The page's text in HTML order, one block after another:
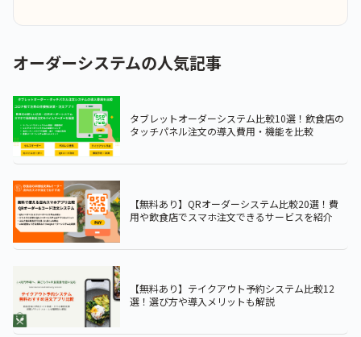
オーダーシステムの人気記事
タブレットオーダーシステム比較10選！飲食店の
タッチパネル注文の導入費用・機能を比較
【無料あり】QRオーダーシステム比較20選！費
用や飲食店でスマホ注文できるサービスを紹介
【無料あり】テイクアウト予約システム比較12
選！選び方や導入メリットも解説